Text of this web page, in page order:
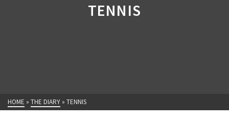
TENNIS
HOME » THE DIARY » TENNIS